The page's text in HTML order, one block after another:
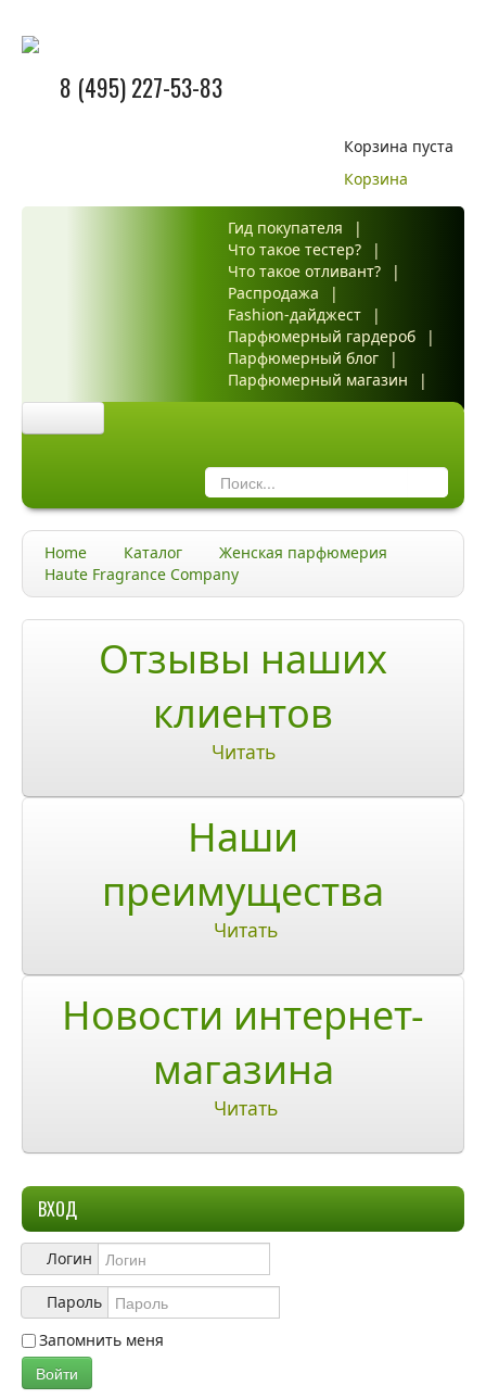
8 (495) 227-53-83
Корзина пуста
Корзина
Гид покупателя
|
Что такое тестер?
|
Что такое отливант?
|
Распродажа
|
Fashion-дайджест
|
Парфюмерный гардероб
|
Парфюмерный блог
|
Парфюмерный магазин
|
Качество и гарантии
Акции и скидки
Доставка и оплата
Доставка и оплата по Москве
Доставка по Санкт-Петербугу
Доставка и оплата по России
Ответы на часто задаваемые вопросы
Home Каталог
Женская парфюмерия
Haute Fragrance Company
Отзывы наших
клиентов
Читать
Наши
преимущества
Читать
Новости интернет-
магазина
Читать
ВХОД
Логин
Пароль
Запомнить меня
Войти